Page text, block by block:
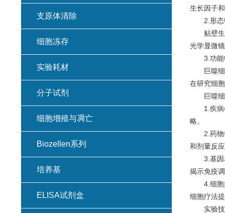
生长因子
2.形态
贴壁生长
光学显微
3.功能
巨噬细胞
在研究细
巨噬细
1.疾病模
略。
2.药物筛
和剂量反
3.基因表
揭示免疫
4.细胞疗
细胞疗法
实验技
支原体清除
细胞冻存
实验耗材
分子试剂
细胞增殖与凋亡
Biozellen系列
培养基
ELISA试剂盒